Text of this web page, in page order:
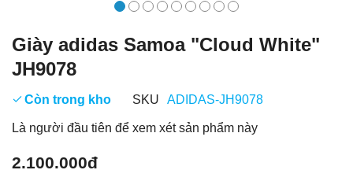
Giày adidas Samoa "Cloud White"
JH9078
Còn trong kho SKU ADIDAS-JH9078
Là người đầu tiên để xem xét sản phẩm này
2.100.000đ